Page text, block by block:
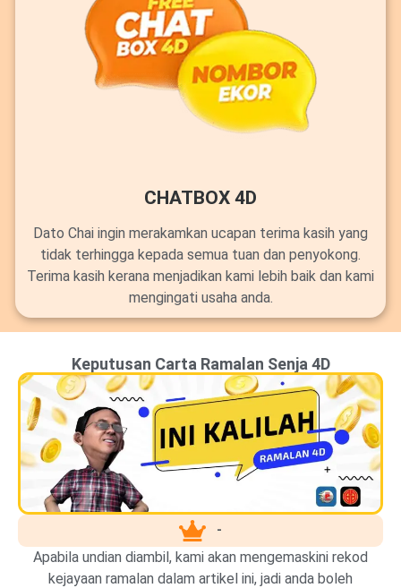
CHATBOX 4D
Dato Chai ingin merakamkan ucapan terima kasih yang
tidak terhingga kepada semua tuan dan penyokong.
Terima kasih kerana menjadikan kami lebih baik dan kami
mengingati usaha anda.
Keputusan Carta Ramalan Senja 4D
-
Apabila undian diambil, kami akan mengemaskini rekod
kejayaan ramalan dalam artikel ini, jadi anda boleh